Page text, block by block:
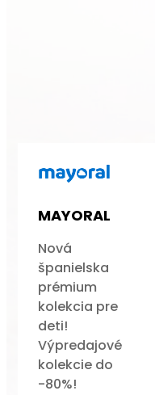
MAYORAL
Nová
španielska
prémium
kolekcia pre
deti!
Výpredajové
kolekcie do
-80%!